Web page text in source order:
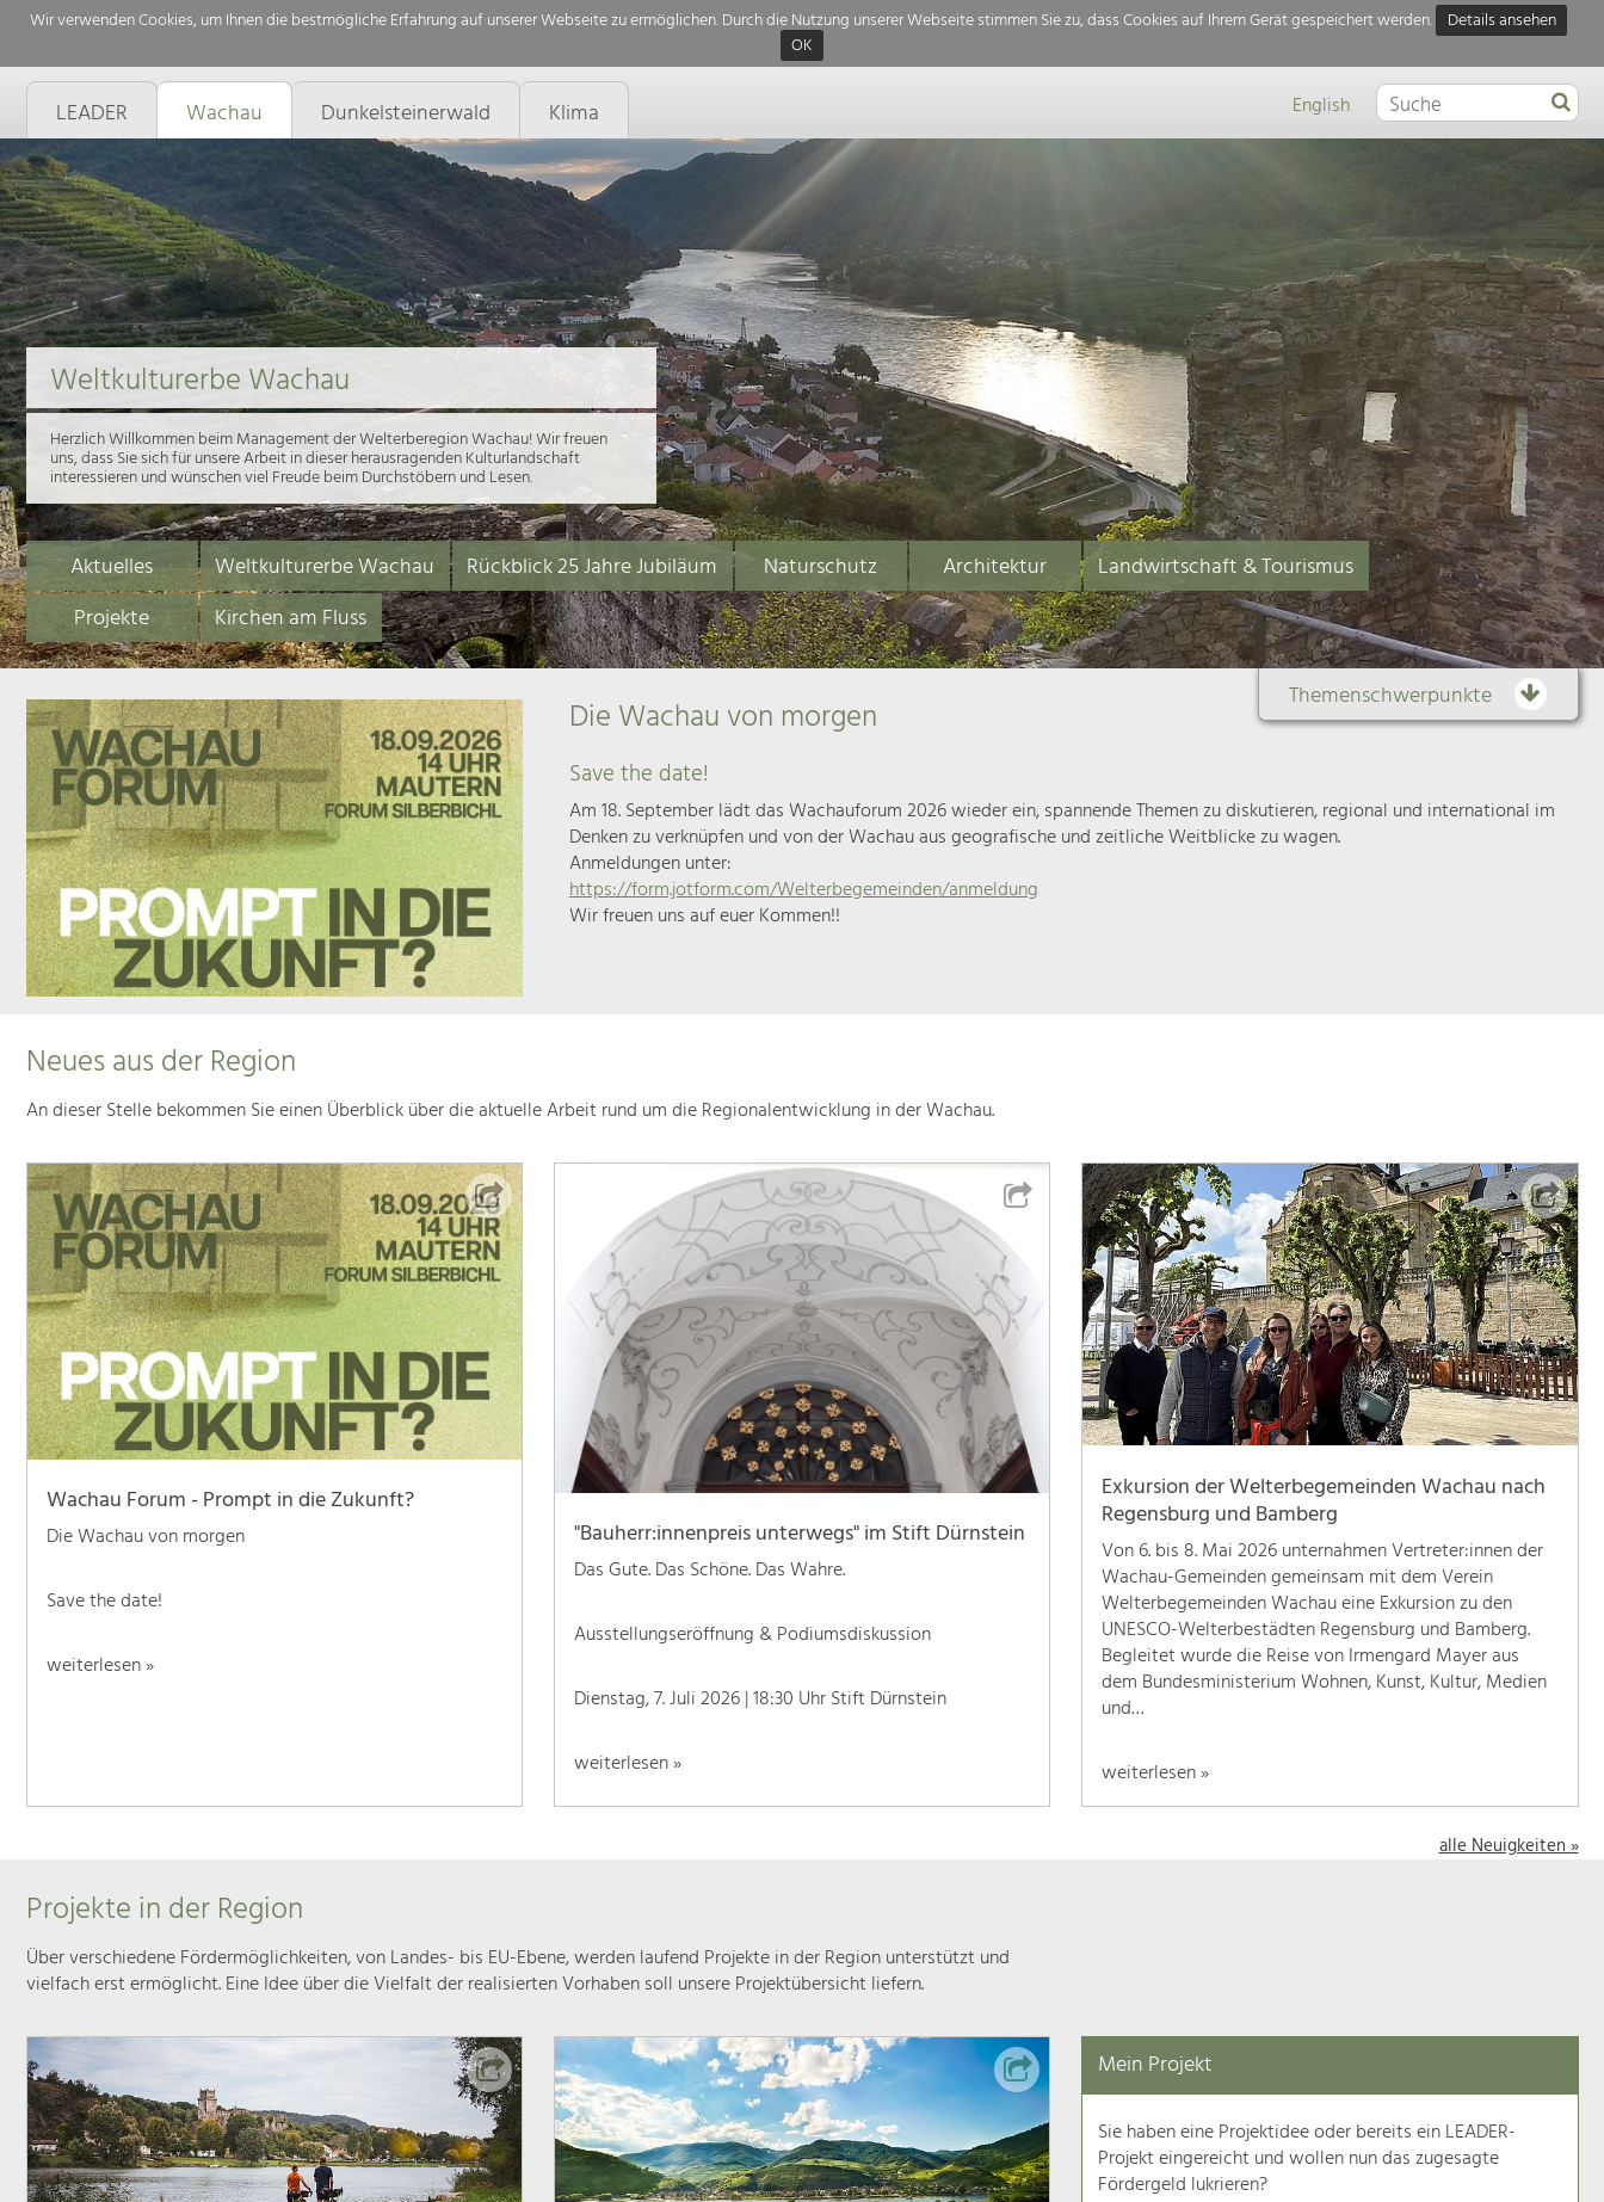
Wir verwenden Cookies, um Ihnen die bestmögliche Erfahrung auf unserer Webseite zu ermöglichen. Durch die Nutzung unserer Webseite stimmen Sie zu, dass Cookies auf Ihrem Gerät gespeichert werden.
Details ansehen
OK
LEADER Wachau Dunkelsteinerwald Klima English
Aktuelles Weltkulturerbe Wachau Rückblick 25 Jahre Jubiläum Naturschutz Architektur
Landwirtschaft & Tourismus
Projekte
Kirchen am Fluss
Weltkulturerbe Wachau
Herzlich Willkommen beim Management der Welterberegion Wachau! Wir freuen
uns, dass Sie sich für unsere Arbeit in dieser herausragenden Kulturlandschaft
interessieren und wünschen viel Freude beim Durchstöbern und Lesen.
Themenschwerpunkte
Die
eine
Übersicht
über
unsere
Themenschwerpunkte.
Für
mehr
Informationen
einfach
das
Thema
und
schon
werden
alle
Projekte
in
diesem
Kontext
Natur- &
Pflege, Regulierung und
Land- & Forstwirtschaft
Tourismus
Die Wachau von morgen
Save the date!
Am 18. September lädt das Wachauforum 2026 wieder ein, spannende Themen zu diskutieren, regional und international im
Denken zu verknüpfen und von der Wachau aus geografische und zeitliche Weitblicke zu wagen.
Anmeldungen unter:
https://form.jotform.com/Welterbegemeinden/anmeldung
Wir freuen uns auf euer Kommen!!
Neues aus der Region
An dieser Stelle bekommen Sie einen Überblick über die aktuelle Arbeit rund um die Regionalentwicklung in der Wachau.
Wachau Forum - Prompt in die Zukunft?
Die Wachau von morgen
Save the date!
weiterlesen »
"Bauherr:innenpreis unterwegs" im Stift Dürnstein
Das Gute. Das Schöne. Das Wahre.
Ausstellungseröffnung & Podiumsdiskussion
Dienstag, 7. Juli 2026 | 18:30 Uhr Stift Dürnstein
weiterlesen »
Exkursion der Welterbegemeinden Wachau nach
Regensburg und Bamberg
Von 6. bis 8. Mai 2026 unternahmen Vertreter:innen der
Wachau-Gemeinden gemeinsam mit dem Verein
Welterbegemeinden Wachau eine Exkursion zu den
UNESCO-Welterbestädten Regensburg und Bamberg.
Begleitet wurde die Reise von Irmengard Mayer aus
dem Bundesministerium Wohnen, Kunst, Kultur, Medien
und…
weiterlesen »
alle Neuigkeiten »
Projekte in der Region
Über verschiedene Fördermöglichkeiten, von Landes- bis EU-Ebene, werden laufend Projekte in der Region unterstützt und
vielfach erst ermöglicht. Eine Idee über die Vielfalt der realisierten Vorhaben soll unsere Projektübersicht liefern.
Mein Projekt
Sie haben eine Projektidee oder bereits ein LEADER-
Projekt eingereicht und wollen nun das zugesagte
Fördergeld lukrieren?